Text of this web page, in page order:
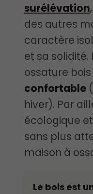
surélévation
des autres
caractère
et sa solidité.
ossature
confortable
hiver). Par
écologique
sans plus
maison à
Le bois est